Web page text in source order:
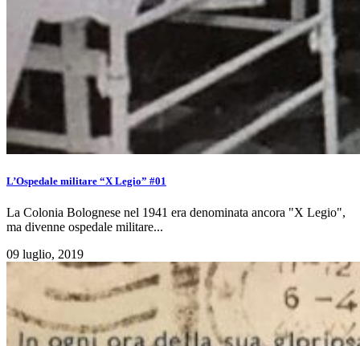
L’Ospedale militare “X Legio” #01
La Colonia Bolognese nel 1941 era denominata ancora "X Legio",
ma divenne ospedale militare...
09 luglio, 2019